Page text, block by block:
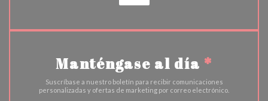
Manténgase al día *
Suscríbase a nuestro boletín para recibir comunicaciones
personalizadas y ofertas de marketing por correo electrónico.